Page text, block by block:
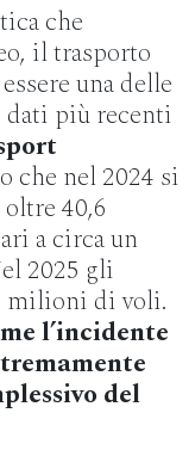
che
il trasporto
una delle
più recenti
che nel 2024 si
40,6
a circa un
2025 gli
milioni di voli.
l’incidente
del